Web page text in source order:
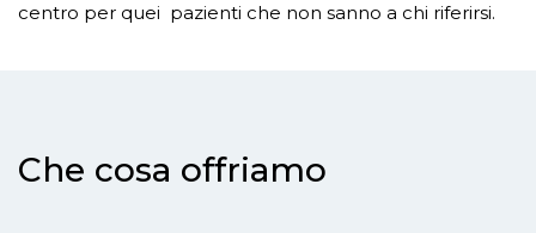
centro per quei pazienti che non sanno a chi riferirsi.
Che cosa offriamo